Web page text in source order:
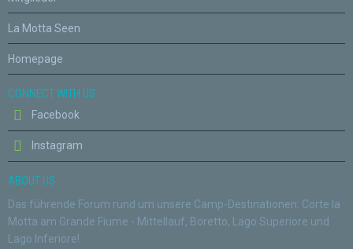
La Motta Seen
Homepage
CONNECT WITH US
Facebook
Instagram
ABOUT US
Das führende Forum rund um unsere Camp-Destinationen: Corte la
Motta am Grande Fiume - Mittellauf, Boretto, Lago Superiore und
Lago Inferiore!